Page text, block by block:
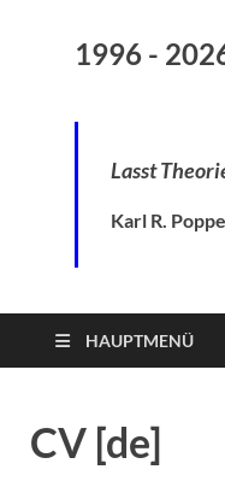
1996 -
Lasst
Karl R.
HAUPTMENÜ
CV [de]